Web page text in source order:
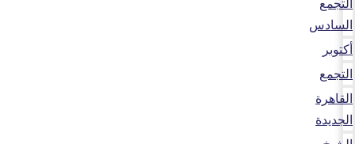
السادس
أكتوبر
التجمع
القاهرة
الجديدة